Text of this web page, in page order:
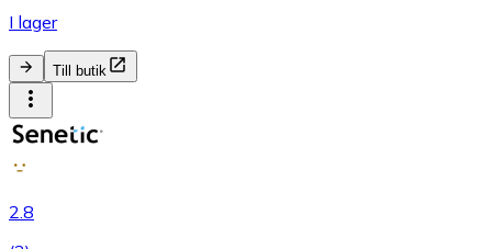
I lager
Till butik
2.8